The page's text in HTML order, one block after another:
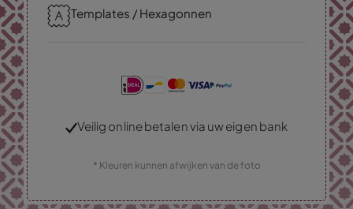
Templates / Hexagonnen
Veilig online betalen via uw eigen bank
* Kleuren kunnen afwijken van de foto